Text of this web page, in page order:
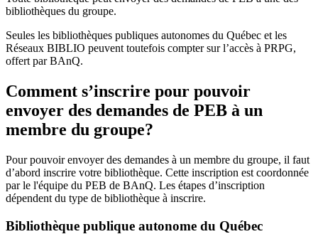
bibliothèques du groupe.
Seules les bibliothèques publiques autonomes du Québec et les
Réseaux BIBLIO peuvent toutefois compter sur l’accès à PRPG,
offert par BAnQ.
Comment s’inscrire pour pouvoir
envoyer des demandes de PEB à un
membre du groupe?
Pour pouvoir envoyer des demandes à un membre du groupe, il faut
d’abord inscrire votre bibliothèque. Cette inscription est coordonnée
par le l'équipe du PEB de BAnQ. Les étapes d’inscription
dépendent du type de bibliothèque à inscrire.
Bibliothèque publique autonome du Québec